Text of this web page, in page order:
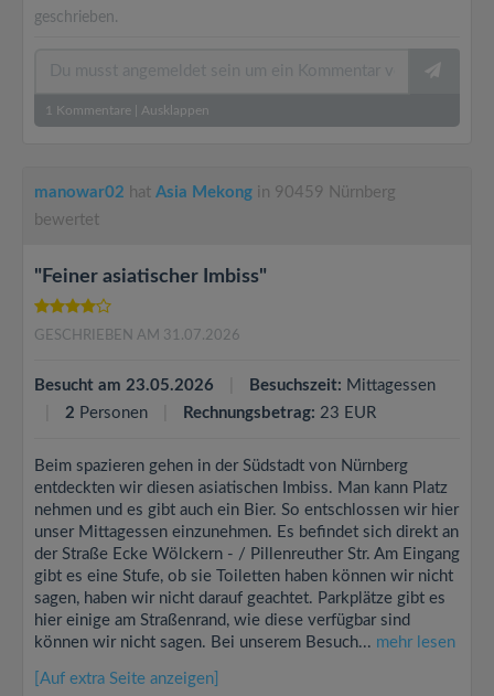
geschrieben.
1 Kommentare Ausklappen
manowar02 hat Asia Mekong in 90459 Nürnberg
bewertet
"Feiner asiatischer Imbiss"
GESCHRIEBEN AM 31.07.2026
Besucht am 23.05.2026 Besuchszeit: Mittagessen
2 Personen Rechnungsbetrag: 23 EUR
Beim spazieren gehen in der Südstadt von Nürnberg
entdeckten wir diesen asiatischen Imbiss. Man kann Platz
nehmen und es gibt auch ein Bier. So entschlossen wir hier
unser Mittagessen einzunehmen. Es befindet sich direkt an
der Straße Ecke Wölckern - / Pillenreuther Str. Am Eingang
gibt es eine Stufe, ob sie Toiletten haben können wir nicht
sagen, haben wir nicht darauf geachtet. Parkplätze gibt es
hier einige am Straßenrand, wie diese verfügbar sind
können wir nicht sagen. Bei unserem Besuch... mehr lesen
[Auf extra Seite anzeigen]